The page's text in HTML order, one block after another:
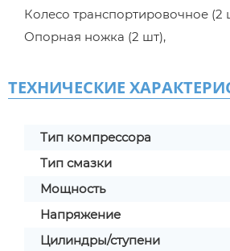
Колесо транспортировочное (2
Опорная ножка (2 шт),
ТЕХНИЧЕСКИЕ
Тип компрессора
Тип смазки
Мощность
Напряжение
Цилиндры/ступени